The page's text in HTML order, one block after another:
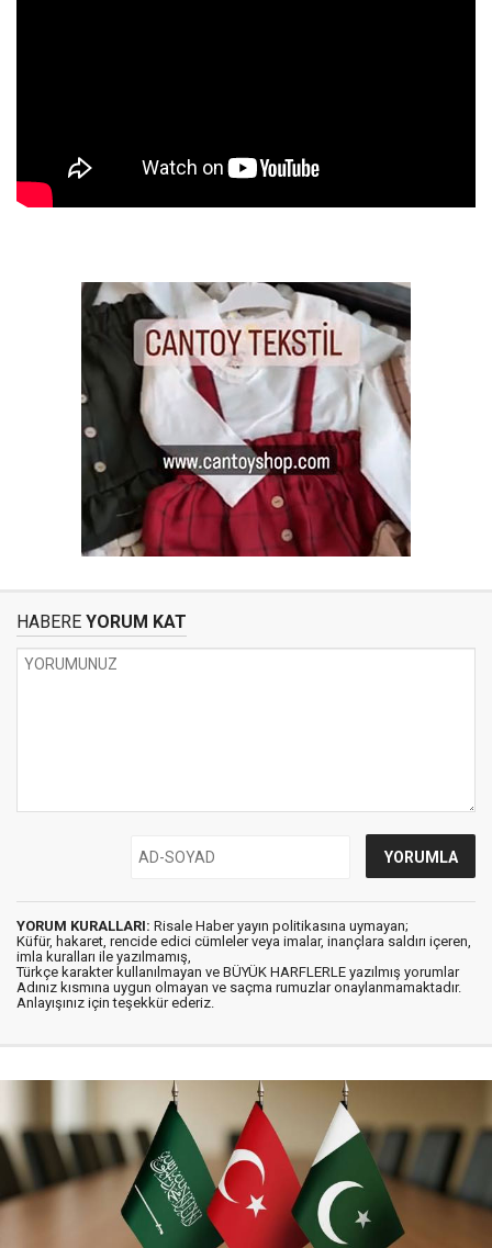
HABERE YORUM KAT
YORUM KURALLARI: Risale Haber yayın politikasına uymayan;
Küfür, hakaret, rencide edici cümleler veya imalar, inançlara saldırı içeren,
imla kuralları ile yazılmamış,
Türkçe karakter kullanılmayan ve BÜYÜK HARFLERLE yazılmış yorumlar
Adınız kısmına uygun olmayan ve saçma rumuzlar onaylanmamaktadır.
Anlayışınız için teşekkür ederiz.